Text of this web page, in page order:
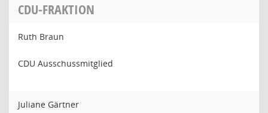
CDU-FRAKTION
Ruth Braun
CDU Ausschussmitglied
Juliane Gärtner